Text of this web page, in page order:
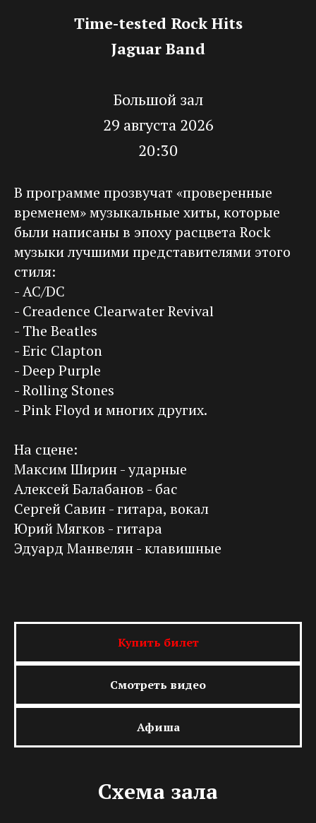
Time-tested Rock Hits
Jaguar Band
Большой зал
29 августа 2026
20:30
В программе прозвучат «проверенные
временем» музыкальные хиты, которые
были написаны в эпоху расцвета Rock
музыки лучшими представителями этого
стиля:
- AC/DC
- Creadence Clearwater Revival
- The Beatles
- Eric Clapton
- Deep Purple
- Rolling Stones
- Pink Floyd и многих других.
На сцене:
Максим Ширин - ударные
Алексей Балабанов - бас
Сергей Савин - гитара, вокал
Юрий Мягков - гитара
Эдуард Манвелян - клавишные
Купить билет
Смотреть видео
Афиша
Схема зала